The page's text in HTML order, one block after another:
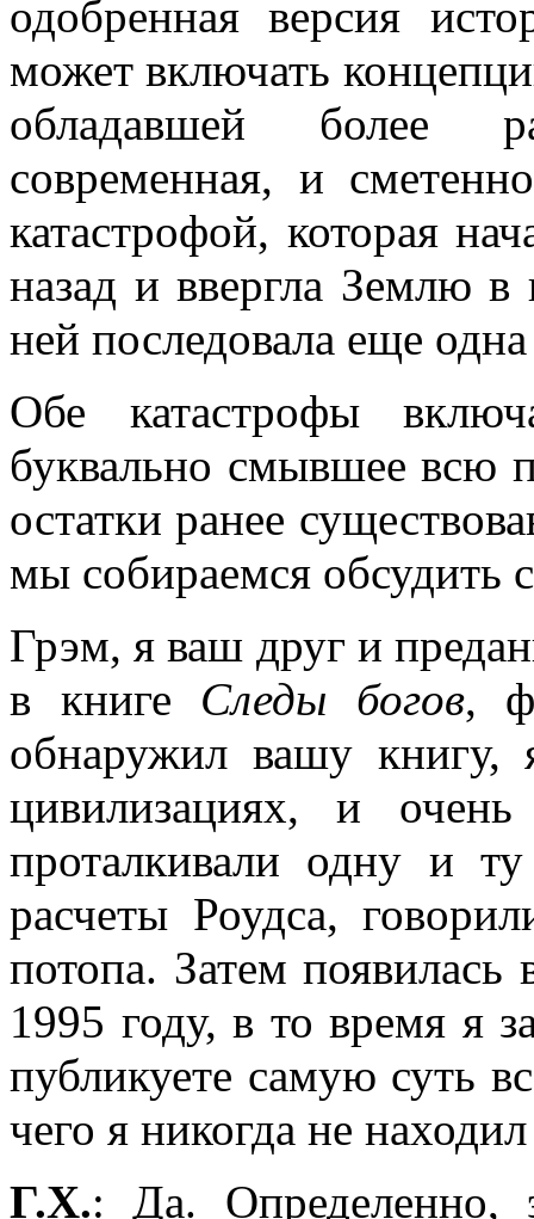
одобренная версия
может включать
обладавшей более
современная, и
катастрофой, которая
назад и ввергла Землю в
ней последовала еще
Обе катастрофы
буквально смывшее всю
остатки ранее
мы собираемся обсудить
Грэм, я ваш друг и
в книге Следы богов,
обнаружил вашу
цивилизациях, и
проталкивали одну и
расчеты Роудса,
потопа. Затем
1995 году, в то время я
публикуете самую суть
чего я никогда не
Г.Х.: Да. Определенно,